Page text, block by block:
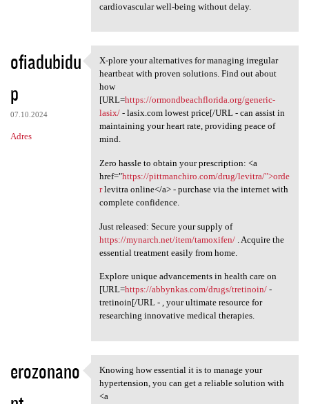
cardiovascular well-being without delay.
ofiadubidu
p
07.10.2024
Adres
X-plore your alternatives for
X-plore your alternatives for managing irregular
heartbeat with proven solutions. Find out about
how
[URL=https://ormondbeachflorida.org/generic-
lasix/- lasix.com lowest price[/URL - can assist in
maintaining your heart rate, providing peace of
mind.
Zero hassle to obtain your prescription: <a
href="https://pittmanchiro.com/drug/levitra/">orde
rlevitra online</a> - purchase via the internet with
complete confidence.
Just released: Secure your supply of
https://mynarch.net/item/tamoxifen/. Acquire the
essential treatment easily from home.
Explore unique advancements in health care on
[URL=https://abbynkas.com/drugs/tretinoin/-
tretinoin[/URL - , your ultimate resource for
researching innovative medical therapies.
erozonano
Knowing how essential it is
Knowing how essential it is to manage your
hypertension, you can get a reliable solution with
<a